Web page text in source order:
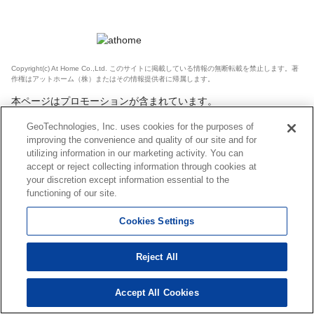
Copyright(c) At Home Co.,Ltd. このサイトに掲載している情報の無断転載を禁止します。著
作権はアットホーム（株）またはその情報提供者に帰属します。
本ページはプロモーションが含まれています。
GeoTechnologies, Inc. uses cookies for the purposes of
improving the convenience and quality of our site and for
utilizing information in our marketing activity. You can
accept or reject collecting information through cookies at
your discretion except information essential to the
functioning of our site.
Cookies Settings
Reject All
Accept All Cookies